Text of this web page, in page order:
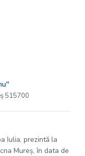
515700
Iulia, prezintă la
Mureș, în data de